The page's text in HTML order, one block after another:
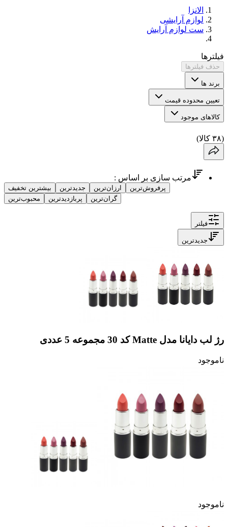
الانزا
لوازم آرایشی
ست لوازم آرایش
فیلترها
حذف فیلترها
برند ها
تعیین محدوده قیمت
کالاهای موجود
(۳۸ کالا)
مرتب سازی بر اساس :
بیشترین تخفیف جدیدترین ارزان‌ترین
پرفروش‌ترین
محبوب‌ترین
پربازدیدترین گران‌ترین
فیلتر
جدیدترین
رژ لب دایانا مدل Matte کد 30 مجموعه 5 عددی
ناموجود
ناموجود